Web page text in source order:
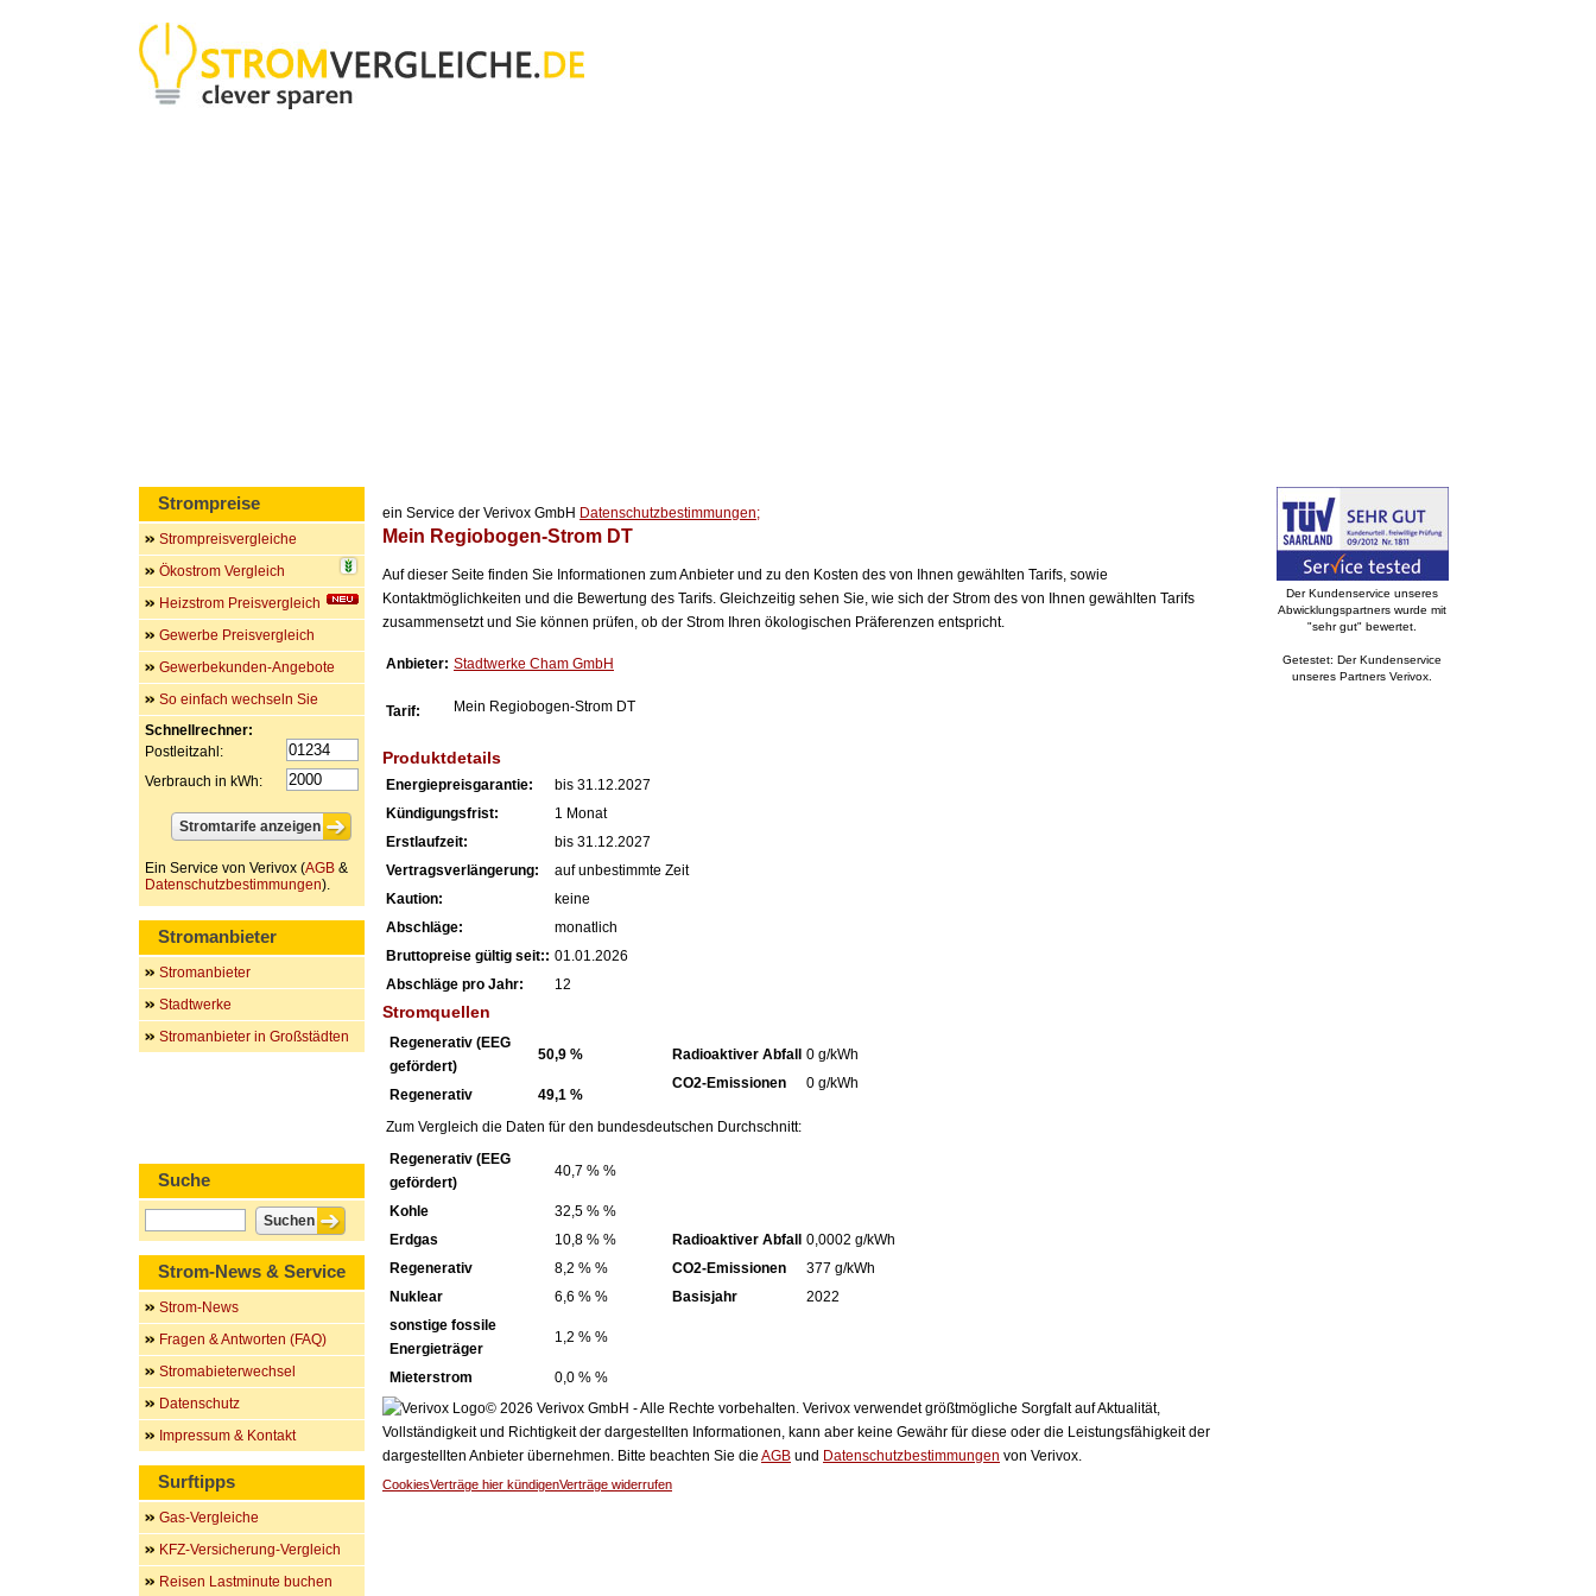
ein Service der Verivox GmbH Datenschutzbestimmungen;
Mein Regiobogen-Strom DT
Auf dieser Seite finden Sie Informationen zum Anbieter und zu den Kosten des von Ihnen gewählten Tarifs, sowie
Kontaktmöglichkeiten und die Bewertung des Tarifs. Gleichzeitig sehen Sie, wie sich der Strom des von Ihnen gewählten Tarifs
zusammensetzt und Sie können prüfen, ob der Strom Ihren ökologischen Präferenzen entspricht.
Anbieter: Stadtwerke Cham GmbH
Tarif: Mein Regiobogen-Strom DT
Produktdetails
Energiepreisgarantie:
bis 31.12.2027
Kündigungsfrist:
1 Monat
Erstlaufzeit:
bis 31.12.2027
Vertragsverlängerung:
auf unbestimmte Zeit
Kaution:
keine
Abschläge:
monatlich
Bruttopreise gültig seit:: 01.01.2026
Abschläge pro Jahr:
12
Stromquellen
Regenerativ (EEG
gefördert)
50,9 %
Regenerativ 49,1 %
Radioaktiver Abfall
0 g/kWh
CO2-Emissionen
0 g/kWh
Zum Vergleich die Daten für den bundesdeutschen Durchschnitt:
Regenerativ (EEG
gefördert)
40,7 % %
Kohle
32,5 % %
Erdgas
10,8 % %
Regenerativ
8,2 % %
Nuklear
6,6 % %
sonstige fossile
Energieträger
1,2 % %
Mieterstrom 0,0 % %
Radioaktiver Abfall
0,0002 g/kWh
CO2-Emissionen
377 g/kWh
Basisjahr
2022
© 2026 Verivox GmbH - Alle Rechte vorbehalten. Verivox verwendet größtmögliche Sorgfalt auf Aktualität,
Vollständigkeit und Richtigkeit der dargestellten Informationen, kann aber keine Gewähr für diese oder die Leistungsfähigkeit der
dargestellten Anbieter übernehmen. Bitte beachten Sie die AGB und Datenschutzbestimmungen von Verivox.
CookiesVerträge hier kündigenVerträge widerrufen
Strompreise
Strompreisvergleiche
Ökostrom Vergleich
Heizstrom Preisvergleich
Gewerbe Preisvergleich
Gewerbekunden-Angebote
So einfach wechseln Sie
Schnellrechner:
Postleitzahl:
Verbrauch in kWh:
Ein Service von Verivox (AGB &
Datenschutzbestimmungen).
Stromanbieter
Stromanbieter
Stadtwerke
Stromanbieter in Großstädten
Suche
Strom-News & Service
Strom-News
Fragen & Antworten (FAQ)
Stromabieterwechsel
Datenschutz
Impressum & Kontakt
Surftipps
Gas-Vergleiche
KFZ-Versicherung-Vergleich
Reisen Lastminute buchen
Der Kundenservice unseres
Abwicklungspartners wurde mit
"sehr gut" bewertet.
Getestet: Der Kundenservice
unseres Partners Verivox.